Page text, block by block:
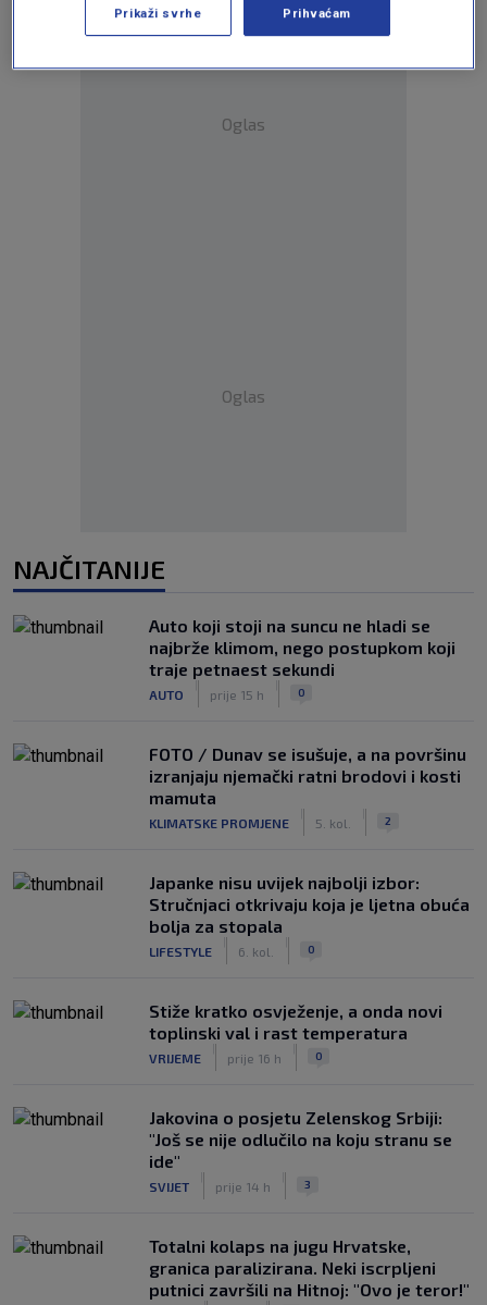
Oglas
Oglas
NAJČITANIJE
Auto koji stoji na suncu ne hladi se
najbrže klimom, nego postupkom koji
traje petnaest sekundi
AUTO prije 15 h 0
FOTO / Dunav se isušuje, a na površinu
izranjaju njemački ratni brodovi i kosti
mamuta
KLIMATSKE PROMJENE 5. kol. 2
Japanke nisu uvijek najbolji izbor:
Stručnjaci otkrivaju koja je ljetna obuća
bolja za stopala
LIFESTYLE 6. kol. 0
Stiže kratko osvježenje, a onda novi
toplinski val i rast temperatura
VRIJEME prije 16 h 0
Jakovina o posjetu Zelenskog Srbiji:
"Još se nije odlučilo na koju stranu se
ide"
SVIJET prije 14 h 3
Totalni kolaps na jugu Hrvatske,
granica paralizirana. Neki iscrpljeni
putnici završili na Hitnoj: "Ovo je teror!"
Prikaži svrhe Prihvaćam